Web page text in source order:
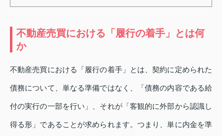
不動産売買における「履行の着手」とは何
か
不動産売買における「履行の着手」とは、契約に定められた
債務について、単なる準備ではなく、「債務の内容である給
付の実行の一部を行い」、それが「客観的に外部から認識し
得る形」であることが求められます。つまり、単に内金を準